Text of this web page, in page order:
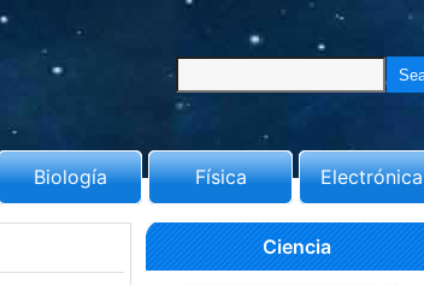
Biología Física Electrónica
Ciencia